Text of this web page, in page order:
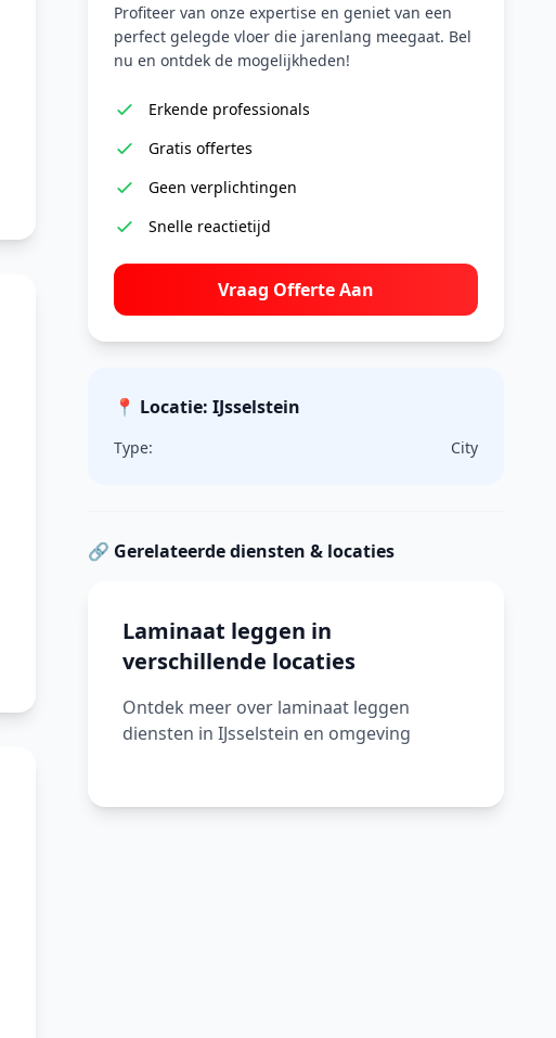
Profiteer van onze expertise en geniet van een
perfect gelegde vloer die jarenlang meegaat. Bel
nu en ontdek de mogelijkheden!
Erkende professionals
Gratis offertes
Geen verplichtingen
Snelle reactietijd
Vraag Offerte Aan
📍 Locatie: IJsselstein
Type: City
🔗 Gerelateerde diensten & locaties
Laminaat leggen in
verschillende locaties
Ontdek meer over laminaat leggen
diensten in IJsselstein en omgeving